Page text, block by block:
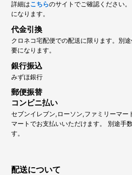
詳細はこちらのサイトでご確認ください
になります。
代金引換
クロネコ宅配便での配送に限ります。別
要になります。
銀行振込
みずほ銀行
郵便振替
コンビニ払い
セブンイレブン,ローソン,ファミリーマー
マートでお支払いいただけます。 別途手
す。
配送について